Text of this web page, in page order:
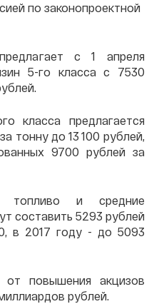
по законопроектной
с 1 апреля
5-го класса с 7530
класса предлагается
тонну до 13 100 рублей,
9700 рублей за
топливо и средние
составить 5293 рублей
в 2017 году - до 5093
от повышения акцизов
рублей.